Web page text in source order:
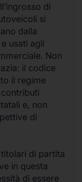
di
si
dalla
usati agli
Non
il codice
il regime
contributi
e, non
di
di partita
in questa
di essere